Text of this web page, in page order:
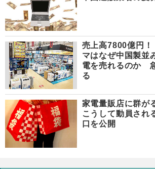
売上高7800億円
マはなぜ中国製並
電を売れるのか
る
家電量販店に群が
こうして動員さ
口を公開